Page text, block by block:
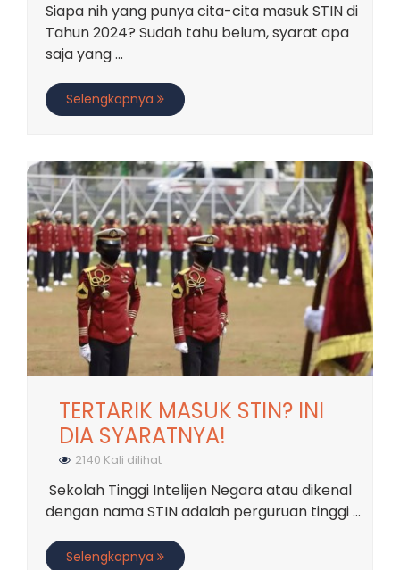
Siapa nih yang punya cita-cita masuk STIN di
Tahun 2024? Sudah tahu belum, syarat apa
saja yang ...
Selengkapnya
TERTARIK MASUK STIN? INI
DIA SYARATNYA!
2140 Kali dilihat
Sekolah Tinggi Intelijen Negara atau dikenal
dengan nama STIN adalah perguruan tinggi ...
Selengkapnya